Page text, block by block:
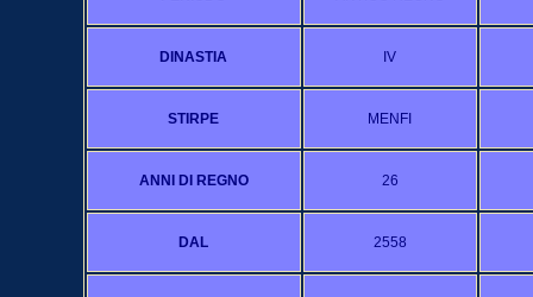
DINASTIA IV
STIRPE MENFI
ANNI DI REGNO 26
DAL 2558